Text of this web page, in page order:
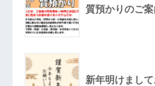
質預かりのご案
新年明けまし